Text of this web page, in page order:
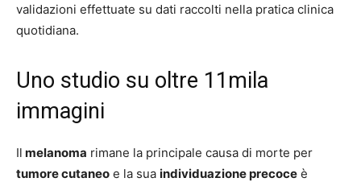
validazioni effettuate su dati raccolti nella pratica clinica
quotidiana.
Uno studio su oltre 11mila
immagini
Il melanoma rimane la principale causa di morte per
tumore cutaneo e la sua individuazione precoce è